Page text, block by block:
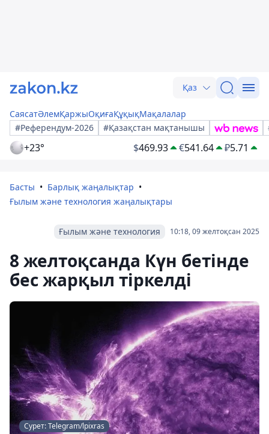
Қаз
СаясатӘлемҚаржыОқиғаҚұқықМақалалар
#Референдум-2026
#Қазақстан мақтанышы
+23° $469.93 €541.64 ₽5.71
Басты
Барлық жаңалықтар
Ғылым және технология жаңалықтары
10:18, 09 желтоқсан 2025
Ғылым және технология
8 желтоқсанда Күн бетінде
бес жарқыл тіркелді
Сурет: Telegram/lpixras